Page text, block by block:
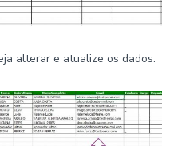
alterar e atualize os dados: